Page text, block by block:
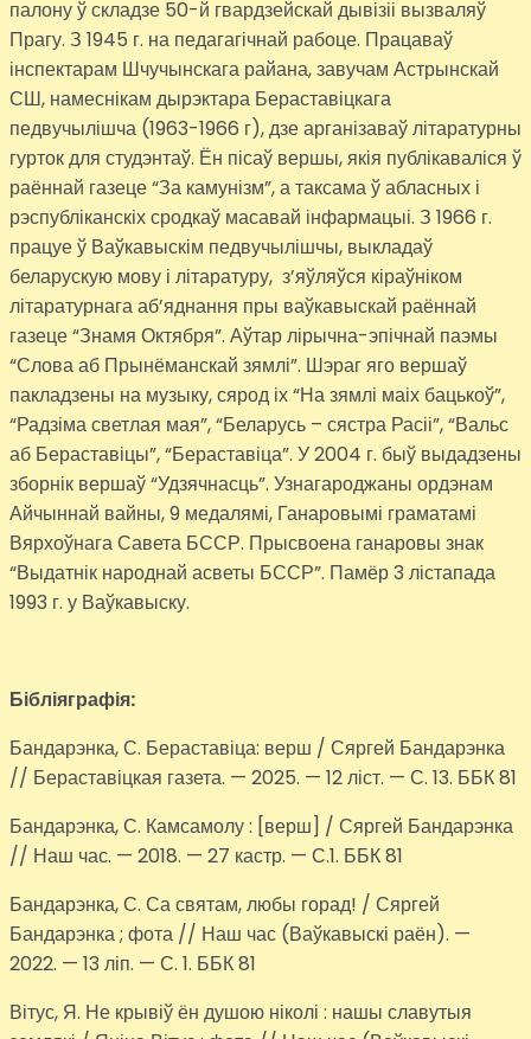
палону ў складзе 50-й гвардзейскай дывізіі вызваляў
Прагу. З 1945 г. на педагагічнай рабоце. Працаваў
інспектарам Шчучынскага райана, завучам Астрынскай
СШ, намеснікам дырэктара Бераставіцкага
педвучылішча (1963-1966 г), дзе арганізаваў літаратурны
гурток для студэнтаў. Ён пісаў вершы, якія публікаваліся ў
раённай газеце “За камунізм”, а таксама ў абласных і
рэспубліканскіх сродкаў масавай інфармацыі. З 1966 г.
працуе ў Ваўкавыскім педвучылішчы, выкладаў
беларускую мову і літаратуру, з’яўляўся кіраўніком
літаратурнага аб’яднання пры ваўкавыскай раённай
газеце “Знамя Октября”. Аўтар лірычна-эпічнай паэмы
“Слова аб Прынёманскай зямлі”. Шэраг яго вершаў
пакладзены на музыку, сярод іх “На зямлі маіх бацькоў”,
“Радзіма светлая мая”, “Беларусь – сястра Расіі”, “Вальс
аб Бераставіцы”, “Бераставіца”. У 2004 г. быў выдадзены
зборнік вершаў “Удзячнасць”. Узнагароджаны ордэнам
Айчыннай вайны, 9 медалямі, Ганаровымі граматамі
Вярхоўнага Савета БССР. Прысвоена ганаровы знак
“Выдатнік народнай асветы БССР”. Памёр 3 лістапада
1993 г. у Ваўкавыску.
Бібліяграфія:
Бандарэнка, С. Бераставіца: верш / Сяргей Бандарэнка
// Бераставіцкая газета. — 2025. — 12 ліст. — С. 13. ББК 81
Бандарэнка, С. Камсамолу : [верш] / Сяргей Бандарэнка
// Наш час. — 2018. — 27 кастр. — С.1. ББК 81
Бандарэнка, С. Са святам, любы горад! / Сяргей
Бандарэнка ; фота // Наш час (Ваўкавыскі раён). —
2022. — 13 ліп. — С. 1. ББК 81
Вітус, Я. Не крывіў ён душою ніколі : нашы славутыя